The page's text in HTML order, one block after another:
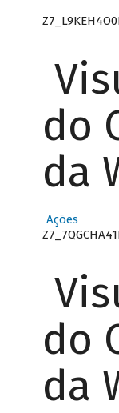
do
da
Ações
do
da